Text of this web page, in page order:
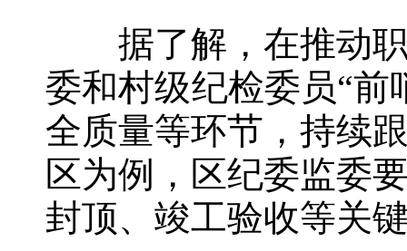
据了解，在推动职
委和村级纪检委员“
全质量等环节，持续
区为例，区纪委监委
封顶、竣工验收等关